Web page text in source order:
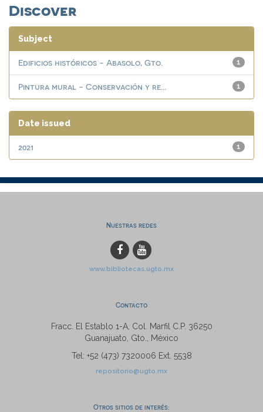
Discover
Subject
1
Edificios históricos - Abasolo, Gto.
1
Pintura mural - Conservación y re...
Date issued
1
2021
Nuestras redes
www.bibliotecas.ugto.mx
Contacto
Fracc. El Establo 1-A, Col. Marfil C.P. 36250
Guanajuato, Gto., México
Tel: +52 (473) 7320006 Ext. 5538
repositorio@ugto.mx
Otros sitios de interés: